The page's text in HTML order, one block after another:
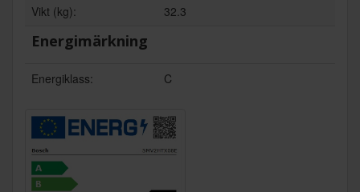
Vikt (kg):
32.3
Energimärkning
Energiklass: C